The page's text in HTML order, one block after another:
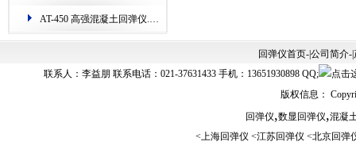
AT-450 高强混凝土回弹仪.主测高层建筑上的构件​
回弹仪首页-|公司简介-|
联系人：李益朋 联系电话：021-37631433 手机：13651930898 QQ;
版权信息：
回弹仪,数显回弹仪,混凝
<上海回弹仪 <江苏回弹仪 <北京回弹